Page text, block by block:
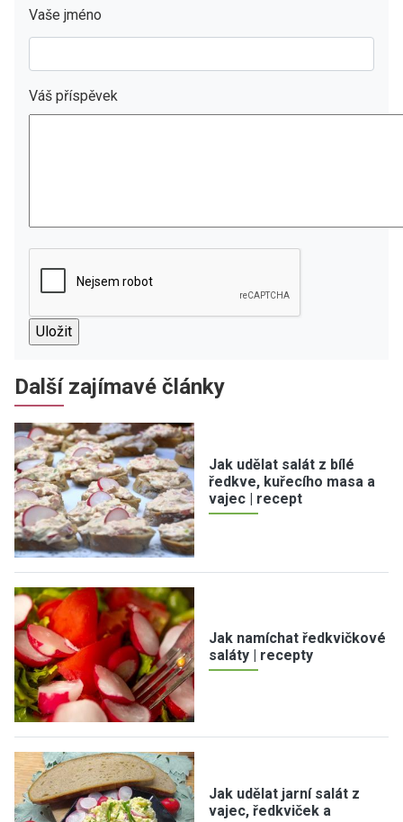
Vaše jméno
Váš příspěvek
Další zajímavé články
Jak udělat salát z bílé
ředkve, kuřecího masa a
vajec | recept
Jak namíchat ředkvičkové
saláty | recepty
Jak udělat jarní salát z
vajec, ředkviček a